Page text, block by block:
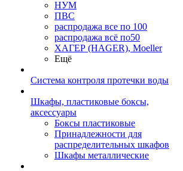
НУМ
ПВС
распродажа все по 100
распродажа всё по50
ХАГЕР (HAGER), Moeller
Ещё
Система контроля протечки воды
Шкафы, пластиковые боксы,
аксессуары
Боксы пластиковые
Принадлежности для
распределительных шкафов
Шкафы металлические